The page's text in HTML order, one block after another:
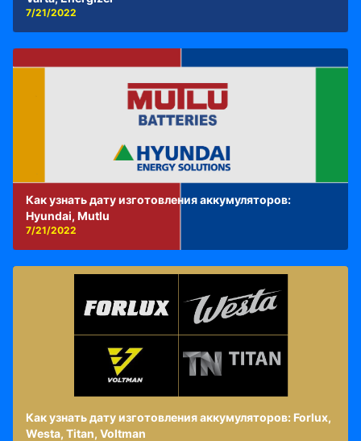
7/21/2022
Как узнать дату изготовления аккумуляторов:
Hyundai, Mutlu
7/21/2022
Как узнать дату изготовления аккумуляторов: Forlux,
Westa, Titan, Voltman